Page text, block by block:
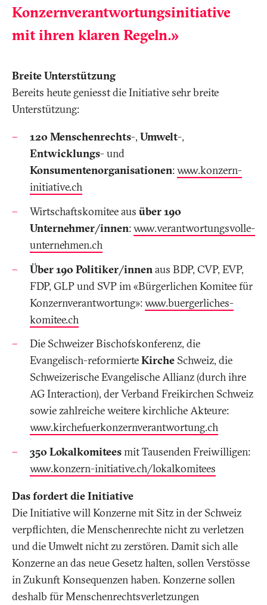
Konzernverantwortungsinitiative
mit ihren klaren Regeln.»
Breite Unterstützung
Bereits heute geniesst die Initiative sehr breite
Unterstützung:
120 Menschenrechts-, Umwelt-,
Entwicklungs- und
Konsumentenorganisationen:www.konzern-
initiative.ch
Wirtschaftskomitee aus über 190
Unternehmer/innen:www.verantwortungsvolle-
unternehmen.ch
Über 190 Politiker/innen aus BDP, CVP, EVP,
FDP, GLP und SVP im «Bürgerlichen Komitee für
Konzernverantwortung»:www.buergerliches-
komitee.ch
Die Schweizer Bischofskonferenz, die
Evangelisch-reformierteKirche Schweiz, die
Schweizerische Evangelische Allianz (durch ihre
AG Interaction), der Verband Freikirchen Schweiz
sowie zahlreiche weitere kirchliche Akteure:
www.kirchefuerkonzernverantwortung.ch
350 Lokalkomiteesmit Tausenden Freiwilligen:
www.konzern-initiative.ch/lokalkomitees
Das fordert die Initiative
Die Initiative will Konzerne mit Sitz in der Schweiz
verpflichten, die Menschenrechte nicht zu verletzen
und die Umwelt nicht zu zerstören. Damit sich alle
Konzerne an das neue Gesetz halten, sollen Verstösse
in Zukunft Konsequenzen haben. Konzerne sollen
deshalb für Menschenrechtsverletzungen